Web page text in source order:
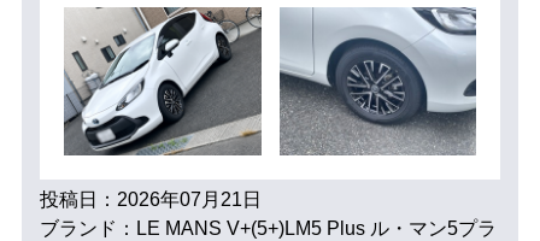
投稿日：2026年07月21日
ブランド：LE MANS V+(5+)LM5 Plus ル・マン5プラ